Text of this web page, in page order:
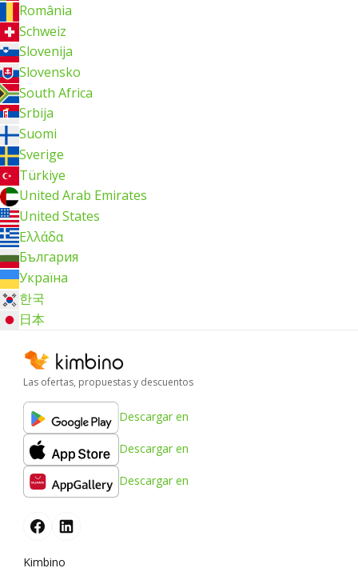
România
Schweiz
Slovenija
Slovensko
South Africa
Srbija
Suomi
Sverige
Türkiye
United Arab Emirates
United States
Ελλάδα
България
Україна
한국
日本
Las ofertas, propuestas y descuentos
Descargar en
Descargar en
Descargar en
Kimbino